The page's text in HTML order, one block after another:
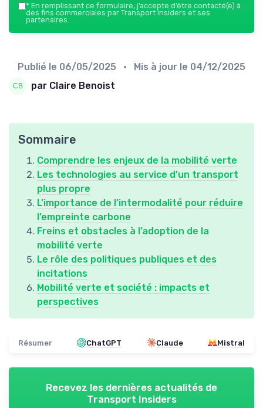
* En remplissant ce formulaire, j’accepte d’être contacté(e) à
des fins commerciales par Transport Insiders et ses
partenaires.
Publié le 06/05/2025 • Mis à jour le 04/12/2025
par Claire Benoist
Sommaire
Comprendre les enjeux de la mobilité verte
Les technologies au service d’un transport
plus propre
L’importance de l’intermodalité pour réduire
l’empreinte carbone
Freins et obstacles à l’adoption de la
mobilité verte
Le rôle des politiques publiques et des
incitations
Mobilité verte et société : impacts et
perspectives
Résumer ChatGPT Claude Mistral
Recevez les dernières actualités de
Transport Insiders